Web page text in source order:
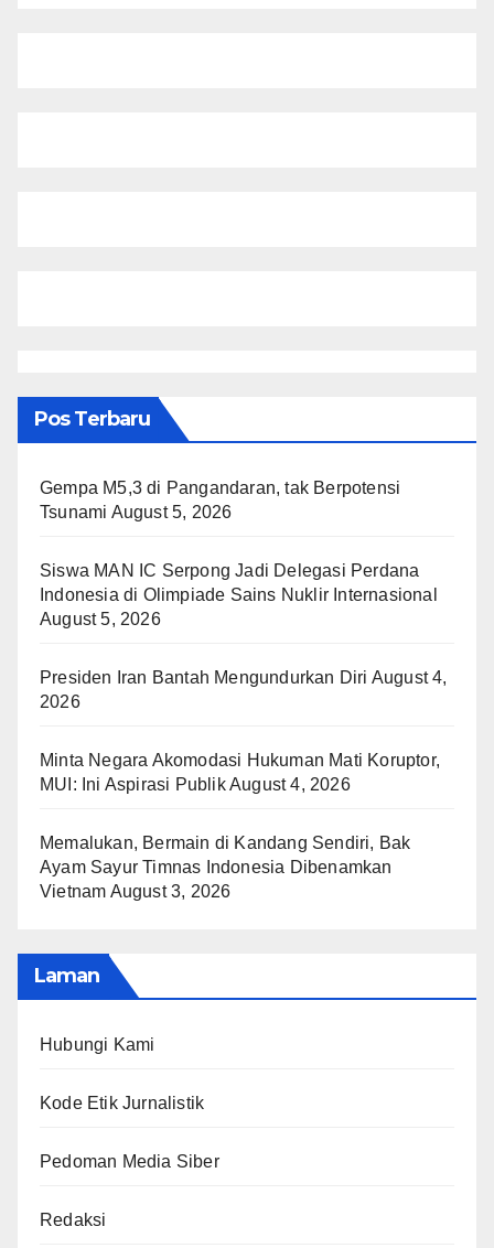
Pos Terbaru
Gempa M5,3 di Pangandaran, tak Berpotensi
Tsunami August 5, 2026
Siswa MAN IC Serpong Jadi Delegasi Perdana
Indonesia di Olimpiade Sains Nuklir Internasional
August 5, 2026
Presiden Iran Bantah Mengundurkan Diri August 4,
2026
Minta Negara Akomodasi Hukuman Mati Koruptor,
MUI: Ini Aspirasi PublikAugust 4, 2026
Memalukan, Bermain di Kandang Sendiri, Bak
Ayam Sayur Timnas Indonesia Dibenamkan
Vietnam August 3, 2026
Laman
Hubungi Kami
Kode Etik Jurnalistik
Pedoman Media Siber
Redaksi